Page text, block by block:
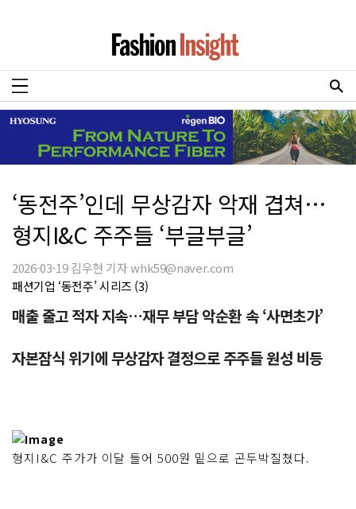
‘동전주’인데 무상감자 악재 겹쳐…
형지I&C 주주들 ‘부글부글’
2026-03-19 김우현 기자 whk59@naver.com
패션기업 ‘동전주’ 시리즈 (3)
매출 줄고 적자 지속…재무 부담 악순환 속 ‘사면초가’
자본잠식 위기에 무상감자 결정으로 주주들 원성 비등
형지I&C 주가가 이달 들어 500원 밑으로 곤두박질쳤다.